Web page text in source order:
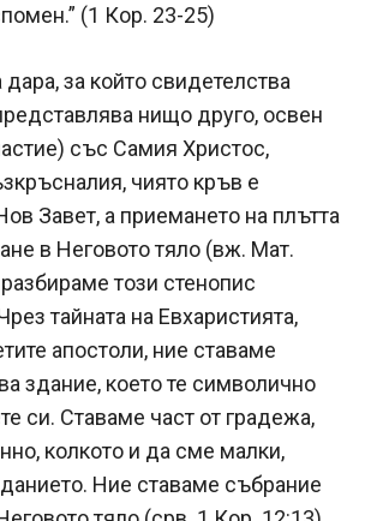
(1 Кор. 23-25)
за който свидетелства
нищо друго, освен
със Самия Христос,
чиято кръв е
Завет, а приемането на плътта
в Неговото тяло (вж. Мат.
този стенопис
тайната на Евхаристията,
апостоли, ние ставаме
здание, което те символично
си. Ставаме част от градежа,
колкото и да сме малки,
Ние ставаме събрание